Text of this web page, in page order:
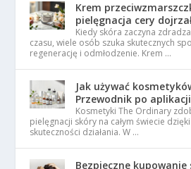
Krem
pielęgnacja cery
Kiedy skóra zaczyna
czasu, wiele osób szuka skutecznych
regenerację i odmłodzenie. Krem …
Jak używać
Przewodnik po
Kosmetyki The Ordinary
pielęgnacji skóry na całym świecie
skuteczności działania. W …
Bezpieczne